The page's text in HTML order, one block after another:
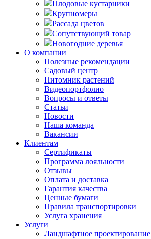
Плодовые кустарники
Крупномеры
Рассада цветов
Сопутствующий товар
Новогодние деревья
О компании
Полезные рекомендации
Садовый центр
Питомник растений
Видеопортфолио
Вопросы и ответы
Статьи
Новости
Наша команда
Вакансии
Клиентам
Сертификаты
Программа лояльности
Отзывы
Оплата и доставка
Гарантия качества
Ценные бумаги
Правила транспортировки
Услуга хранения
Услуги
Ландшафтное проектирование